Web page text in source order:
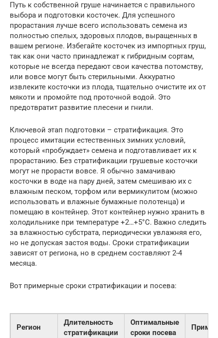
Путь к собственной груше начинается с правильного
выбора и подготовки косточек. Для успешного
прорастания лучше всего использовать семена из
полностью спелых, здоровых плодов, выращенных в
вашем регионе. Избегайте косточек из импортных груш,
так как они часто принадлежат к гибридным сортам,
которые не всегда передают свои качества потомству,
или вовсе могут быть стерильными. Аккуратно
извлеките косточки из плода, тщательно очистите их от
мякоти и промойте под проточной водой. Это
предотвратит развитие плесени и гнили.
Ключевой этап подготовки – стратификация. Это
процесс имитации естественных зимних условий,
который «пробуждает» семена и подготавливает их к
прорастанию. Без стратификации грушевые косточки
могут не прорасти вовсе. Я обычно замачиваю
косточки в воде на пару дней, затем смешиваю их с
влажным песком, торфом или вермикулитом (можно
использовать и влажные бумажные полотенца) и
помещаю в контейнер. Этот контейнер нужно хранить в
холодильнике при температуре +2…+5°C. Важно следить
за влажностью субстрата, периодически увлажняя его,
но не допуская застоя воды. Сроки стратификации
зависят от региона, но в среднем составляют 2-4
месяца.
Вот примерные сроки стратификации и посева:
Регион
Длительность
стратификации
Оптимальные
сроки посева